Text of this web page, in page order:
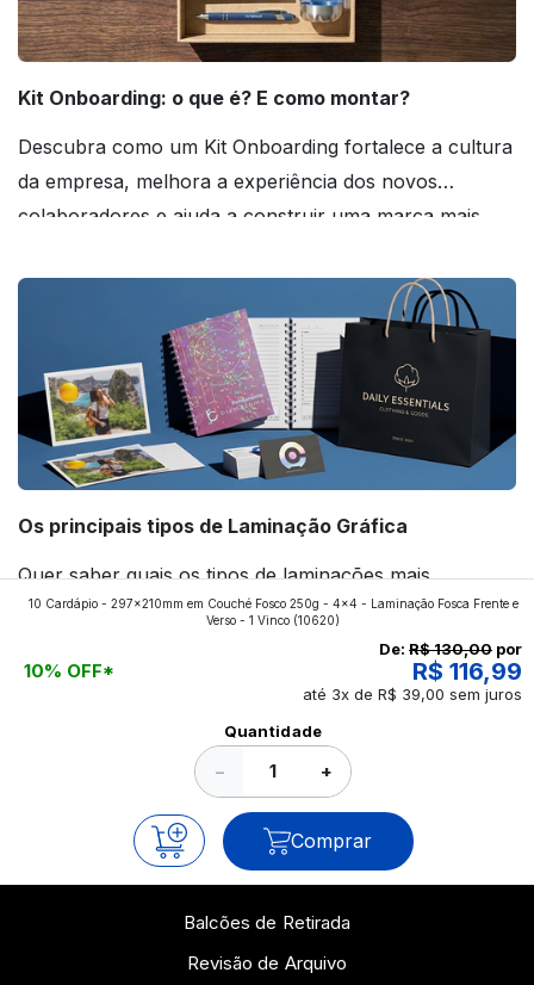
Kit Onboarding: o que é? E como montar?
Descubra como um Kit Onboarding fortalece a cultura
da empresa, melhora a experiência dos novos
colaboradores e ajuda a construir uma marca mais
Os principais tipos de Laminação Gráfica
Quer saber quais os tipos de laminações mais
aplicados nos impressos da gráfica FuturaIM? Então,
continue a leitura que vamos revelar para você!
10 Cardápio - 297x210mm em Couché Fosco 250g - 4x4 - Laminação Fosca Frente e
Verso - 1 Vinco (10620)
10% OFF*
De: R$ 130,00 por
R$ 116,99
até 3x de R$ 39,00 sem juros
Quantidade
− +
Comprar
Balcões de Retirada
Revisão de Arquivo